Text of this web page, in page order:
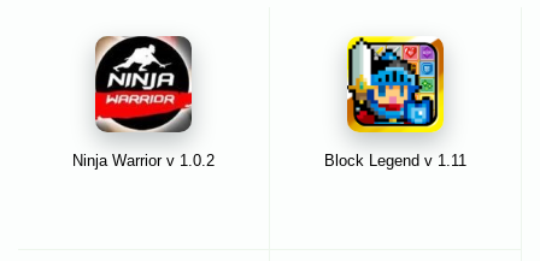
Ninja Warrior v 1.0.2 Block Legend v 1.11